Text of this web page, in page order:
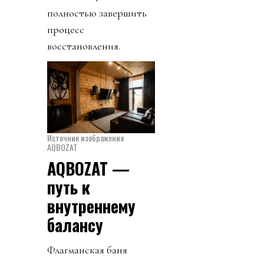
полностью завершить
процесс
восстановления.
Источник изображения
AQBOZAT
AQBOZAT —
путь к
внутреннему
балансу
Флагманская баня